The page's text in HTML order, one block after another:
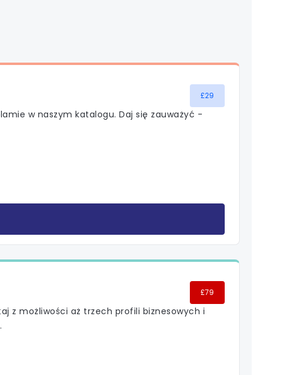
£29
w naszym katalogu. Daj się zauważyć -
£79
z możliwości aż trzech profili biznesowych i